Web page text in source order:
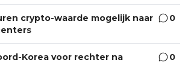
crypto-waarde mogelijk naar
0
Korea voor rechter na
0